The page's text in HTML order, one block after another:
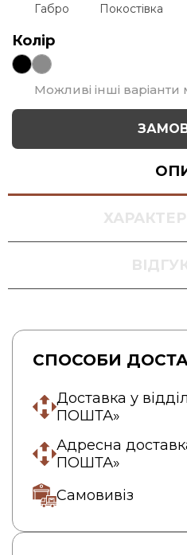
Габро Покостівка
Колір
Можливі інші варіанти
СПОСОБИ
Доставка у
ПОШТА»
Адресна
ПОШТА»
Самовивіз